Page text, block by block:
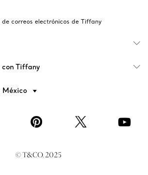
correos electrónicos de Tiffany
con Tiffany
México
© T&CO. 2025